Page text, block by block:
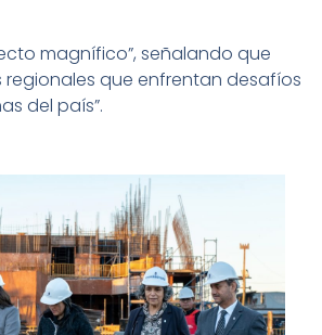
magnífico”, señalando que
que enfrentan desafíos
del país”.